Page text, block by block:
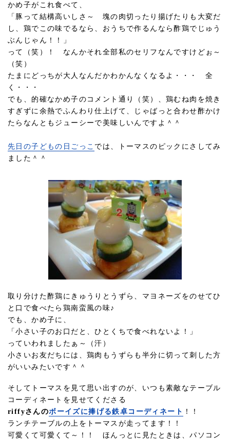
かめ子がこれ食べて、
「豚って結構高いしさ～ 塊の肉切ったり揚げたりも大変だ
し、鶏でこの味でるなら、おうちで作るんなら酢鶏でじゅう
ぶんじゃん！！」
って（笑）！ なんかそれ全部私のセリフなんですけどぉ～
（笑）
たまにどっちが大人なんだかわかんなくなるよ・・・ 全
く・・・
でも、的確なかめ子のコメント通り（笑）、鶏むね肉を焼き
すぎずに余熱でふんわり仕上げて、じゃばっと合わせ酢かけ
たらなんともジューシーで美味しいんですよ＾＾
先日の子どもの日ごっこ では、トーマスのピックにさしてみ
ました＾＾
取り分けた酢鶏にきゅうりとうずら、マヨネーズをのせてひ
と口で食べたら鶏南蛮風の味♪
でも、かめ子に、
「小さい子のお口だと、ひとくちで食べれないよ！」
っていわれましたぁ～（汗）
小さいお友だちには、鶏肉もうずらも半分に切って刺した方
がいいみたいです＾＾
そしてトーマスを見て思い出すのが、いつも素敵なテーブル
コーディネートを見せてくださる
riffyさんのボーイズに捧げる鉄卓コーディネート ！！
ランチテーブルの上をトーマスが走ってます！！
可愛くて可愛くて～！！ ほんっとに見たときは、パソコン